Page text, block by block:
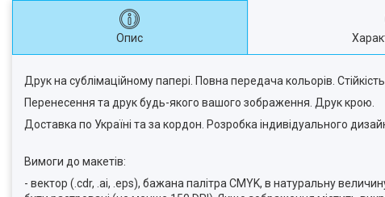
Опис
Друк на сублімаційному папері. Повна передача кольорів.
Перенесення та друк будь-якого вашого зображення. Друк крою.
Доставка по Україні та за кордон. Розробка індивідуального
Вимоги до макетів:
- вектор (.cdr, .ai, .eps), бажана палітра CMYK, в натуральну